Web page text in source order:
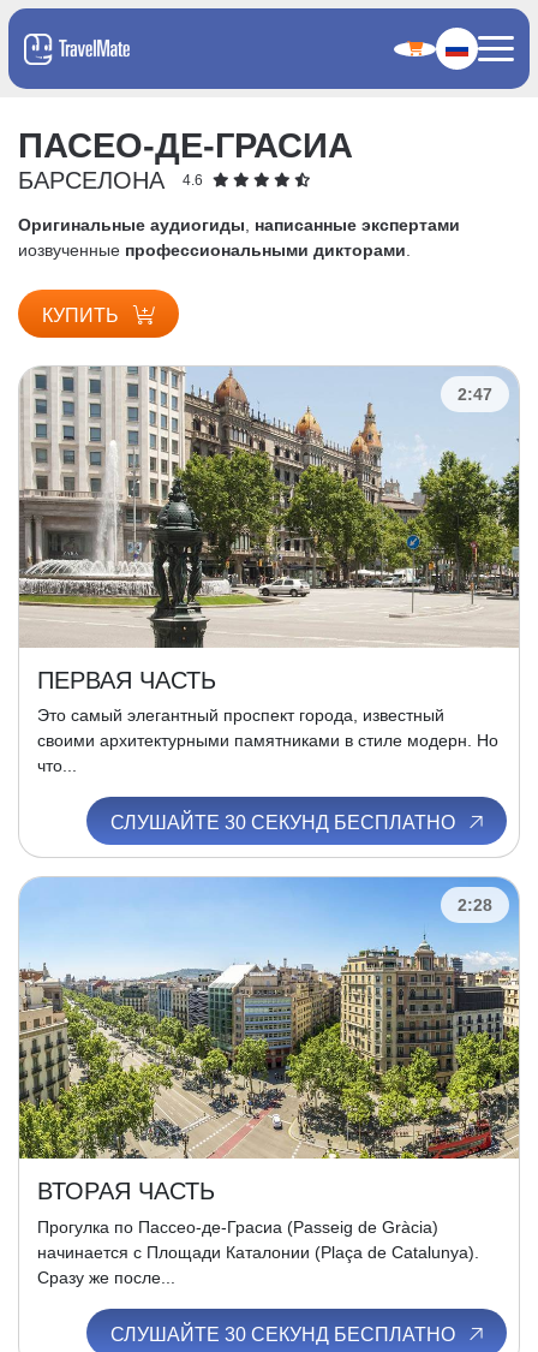
ПАСЕО-ДЕ-ГРАСИА
БАРСЕЛОНА 4.6
Оригинальные аудиогиды
написанные экспертами
иозвученные профессиональными дикторами
КУПИТЬ
2:47
ПЕРВАЯ ЧАСТЬ
Это самый элегантный проспект города, известный
своими архитектурными памятниками в стиле модерн. Но
что...
СЛУШАЙТЕ 30 СЕКУНД БЕСПЛАТНО
2:28
ВТОРАЯ ЧАСТЬ
Прогулка по Пассео-де-Грасиа (Passeig de Gràcia)
начинается с Площади Каталонии (Plaça de Catalunya).
Сразу же после...
СЛУШАЙТЕ 30 СЕКУНД БЕСПЛАТНО